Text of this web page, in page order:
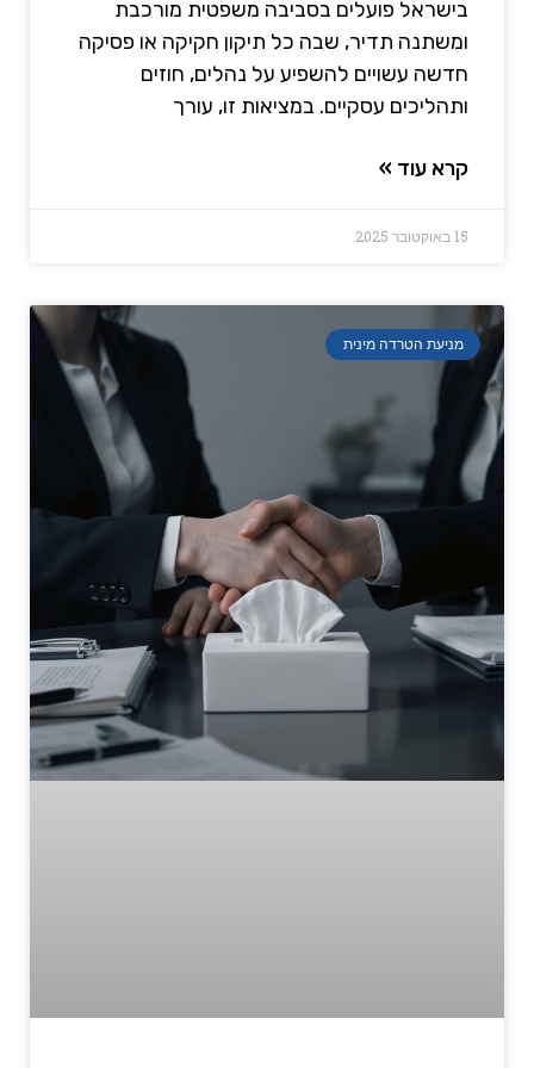
בישראל פועלים בסביבה משפטית מורכבת
ומשתנה תדיר, שבה כל תיקון חקיקה או פסיקה
חדשה עשויים להשפיע על נהלים, חוזים
ותהליכים עסקיים. במציאות זו, עורך
קרא עוד »
15 באוקטובר 2025
מניעת הטרדה מינית